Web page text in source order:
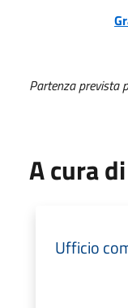
Partenza
A cura di
Ufficio